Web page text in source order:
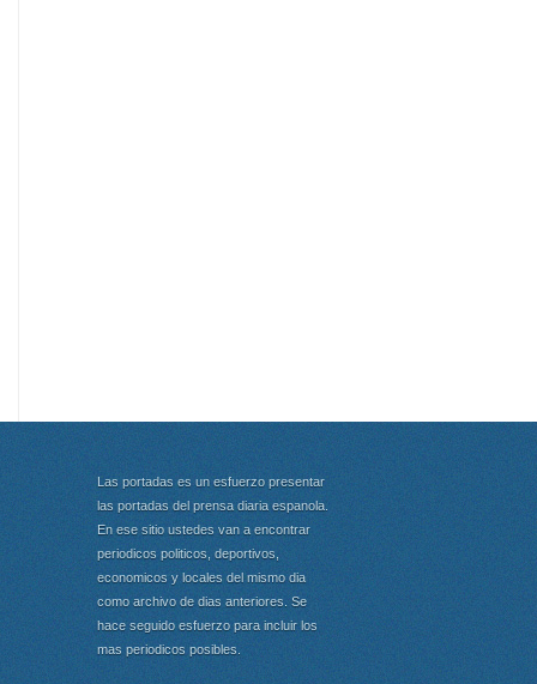
Las portadas es un esfuerzo presentar
las portadas del prensa diaria espanola.
En ese sitio ustedes van a encontrar
periodicos politicos, deportivos,
economicos y locales del mismo dia
como archivo de dias anteriores. Se
hace seguido esfuerzo para incluir los
mas periodicos posibles.